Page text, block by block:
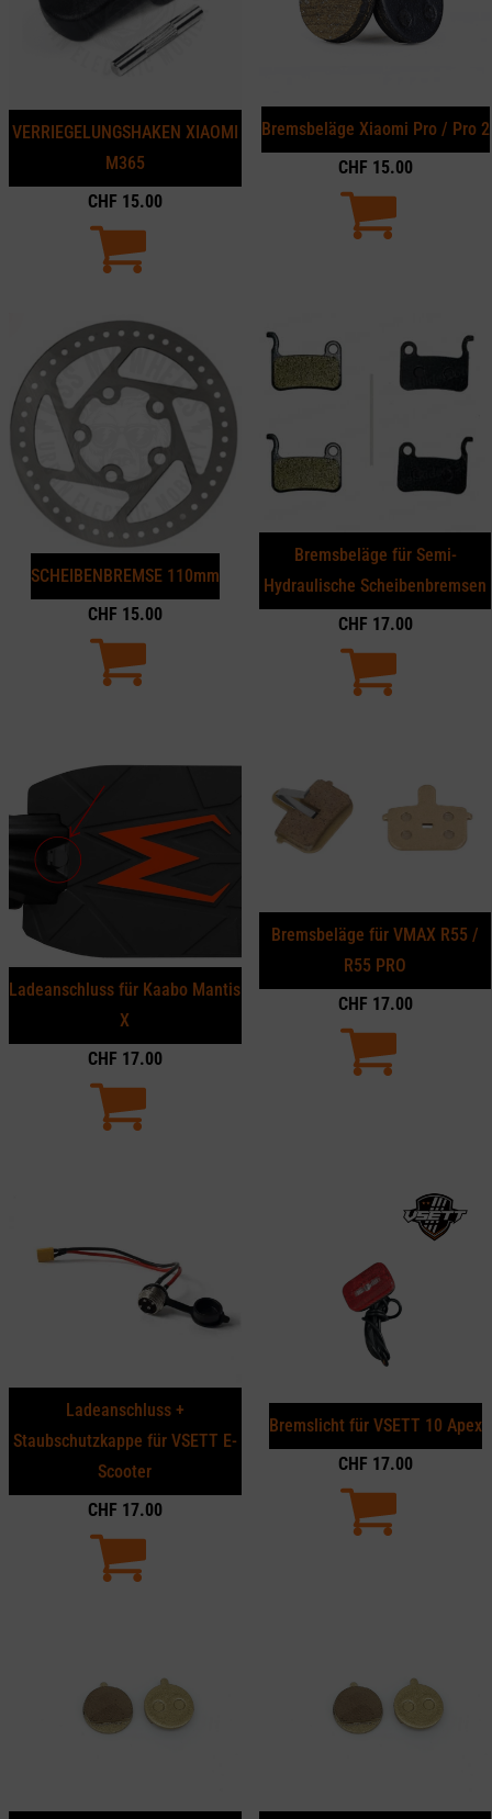
VERRIEGELUNGSHAKEN XIAOMI
M365
CHF 15.00
Bremsbeläge Xiaomi Pro / Pro 2
CHF 15.00
SCHEIBENBREMSE 110mm
CHF 15.00
Bremsbeläge für Semi-
Hydraulische Scheibenbremsen
CHF 17.00
Ladeanschluss für Kaabo Mantis
X
CHF 17.00
Bremsbeläge für VMAX R55 /
R55 PRO
CHF 17.00
Ladeanschluss +
Staubschutzkappe für VSETT E-
Scooter
CHF 17.00
Bremslicht für VSETT 10 Apex
CHF 17.00